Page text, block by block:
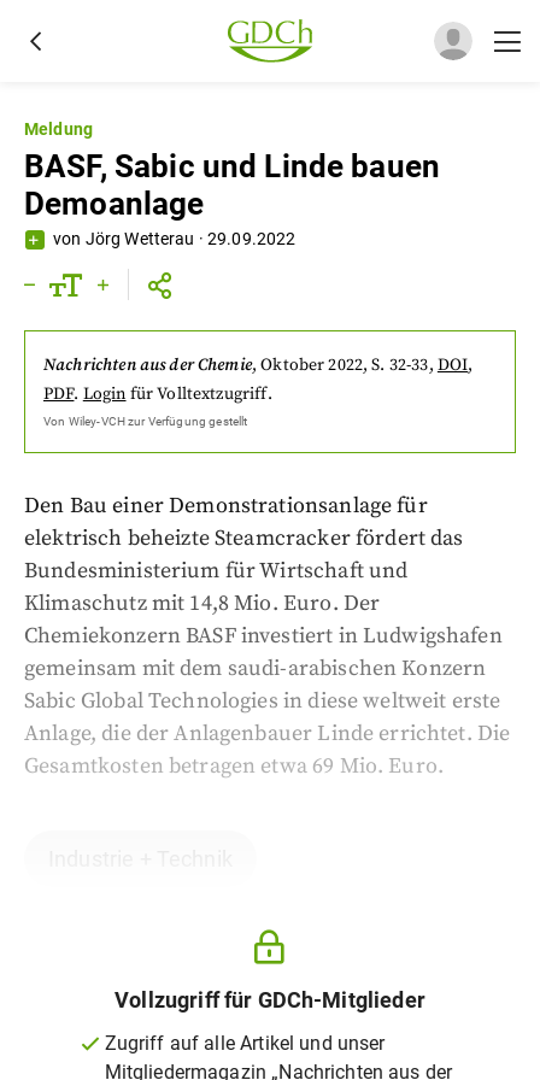
Meldung
BASF, Sabic und Linde bauen
Demoanlage
von Jörg Wetterau ·29.09.2022
Nachrichten aus der Chemie,Oktober 2022, S. 32-33, DOI,
PDF. Login für Volltextzugriff.
Von Wiley-VCHzur Verfügung gestellt
Den Bau einer Demonstrationsanlage für
elektrisch beheizte Steamcracker fördert das
Bundesministerium für Wirtschaft und
Klimaschutz mit 14,8 Mio. Euro. Der
Chemiekonzern BASF investiert in Ludwigshafen
gemeinsam mit dem saudi-arabischen Konzern
Sabic Global Technologies in diese weltweit erste
Anlage, die der Anlagenbauer Linde errichtet. Die
Gesamtkosten betragen etwa 69 Mio. Euro.
Vollzugriff für GDCh-Mitglieder
Zugriff auf alle Artikel und unser
Mitgliedermagazin „Nachrichten aus der